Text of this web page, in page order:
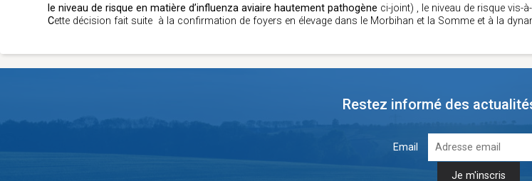
le niveau de risque en matière d’influenza aviaire hautement pathogène ci-joint) , le niveau de risque vis-à-
Cette décision fait suite à la confirmation de foyers en élevage dans le Morbihan et la Somme et à la
Restez informé des
Email